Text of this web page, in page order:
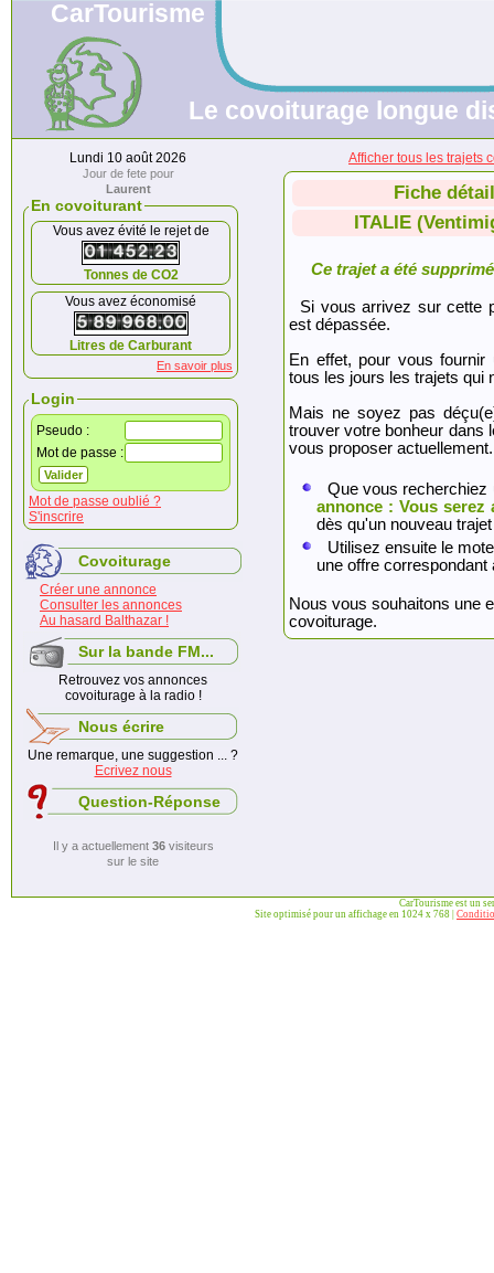
CarTourisme
Le covoiturage longue
Lundi 10 août 2026
Jour de fete pour
Laurent
En covoiturant
Vous avez évité le rejet de
Tonnes de CO2
Vous avez économisé
Litres de Carburant
En savoir plus
Login
Pseudo :
Mot de passe :
Mot de passe oublié ?
S'inscrire
Covoiturage
Créer une annonce
Consulter les annonces
Au hasard Balthazar !
Sur la bande FM...
Retrouvez vos annonces
covoiturage à la radio !
Nous écrire
Une remarque, une suggestion ... ?
Ecrivez nous
Question-Réponse
Il y a actuellement 36visiteurs
sur le site
Afficher tous les trajets
Fiche
ITALIE
Ce trajet a été
Si vous arrivez sur cette
est dépassée.
En effet, pour vous fournir
tous les jours les trajets qui
Mais ne soyez pas
trouver votre bonheur dans
vous proposer actuellement.
Que vous
annonce : Vous serez
dès qu'un nouveau
Utilisez ensuite le
une offre
Nous vous souhaitons une
covoiturage.
CarTourisme est un
Site optimisé pour un affichage en 1024 x 768 |